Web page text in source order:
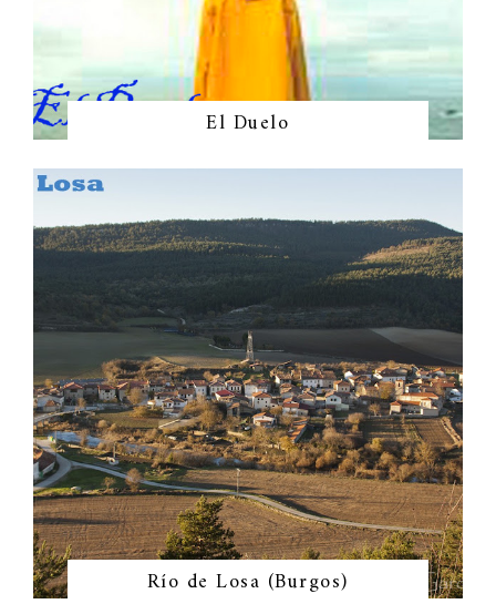
El Duelo
Río de Losa (Burgos)